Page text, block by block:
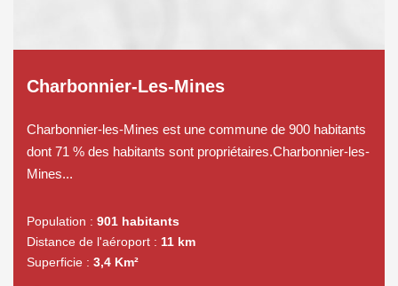
Charbonnier-Les-Mines
Charbonnier-les-Mines est une commune de 900 habitants
dont 71 % des habitants sont propriétaires.Charbonnier-les-
Mines...
Population : 901 habitants
Distance de l'aéroport : 11 km
Superficie : 3,4 Km²